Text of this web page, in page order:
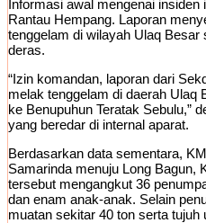
Informasi awal mengenai
Rantau Hempang. Laporan
tenggelam di wilayah Ulaq
deras.
“Izin komandan, laporan dari
melak tenggelam di daerah Ulaq
ke Benupuhun Teratak Sebulu,”
yang beredar di internal aparat.
Berdasarkan data sementara,
Samarinda menuju Long Bagun,
tersebut mengangkut 36
dan enam anak-anak. Selain
muatan sekitar 40 ton serta tujuh